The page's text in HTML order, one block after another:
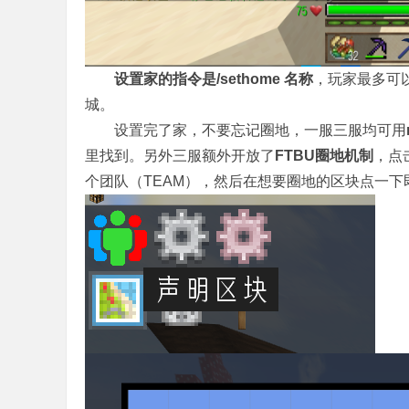
设置家的指令是/sethome 名称 ，玩家最多
城。
设置完了家，不要忘记圈地，一服三服均可用
里找到。另外三服额外开放了 FTBU圈地机制 ，
个团队（TEAM），然后在想要圈地的区块点一下